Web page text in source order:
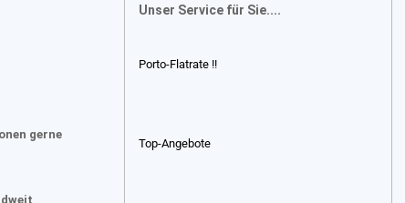
gerne
Unser Service für Sie....
Porto-Flatrate !!
Top-Angebote